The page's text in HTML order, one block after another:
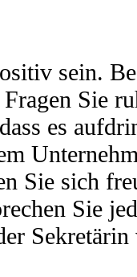
sein.
Sie
es
Sie sich
Sie
Sekretärin